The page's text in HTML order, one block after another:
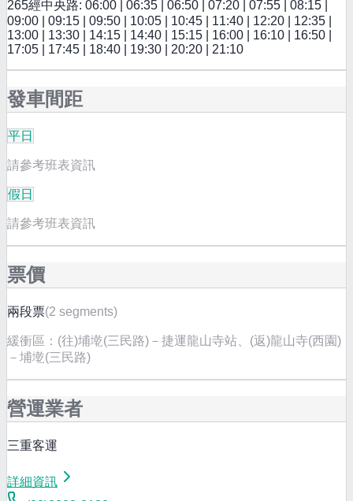
265經中央路: 06:00 | 06:35 | 06:50 | 07:20 | 07:55 | 08:15 |
09:00 | 09:15 | 09:50 | 10:05 | 10:45 | 11:40 | 12:20 | 12:35 |
13:00 | 13:30 | 14:15 | 14:40 | 15:15 | 16:00 | 16:10 | 16:50 |
17:05 | 17:45 | 18:40 | 19:30 | 20:20 | 21:10
發車間距
平日
請參考班表資訊
假日
請參考班表資訊
票價
兩段票(2 segments)
緩衝區： (往)埔墘(三民路)－捷運龍山寺站、(返)龍山寺(西園)
－埔墘(三民路)
營運業者
三重客運
詳細資訊